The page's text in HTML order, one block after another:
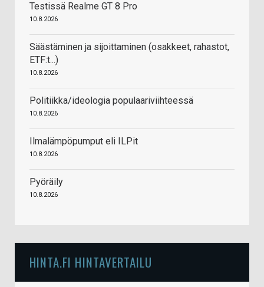
Testissä Realme GT 8 Pro
10.8.2026
Säästäminen ja sijoittaminen (osakkeet, rahastot,
ETF:t...)
10.8.2026
Politiikka/ideologia populaariviihteessä
10.8.2026
Ilmalämpöpumput eli ILPit
10.8.2026
Pyöräily
10.8.2026
HINTA.FI HINTAVERTAILU